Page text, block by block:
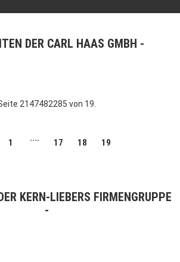
DER CARL HAAS GMBH
2147482285 von 19.
1 .... 17 18 19
KERN-LIEBERS FIRMENGRUPPE